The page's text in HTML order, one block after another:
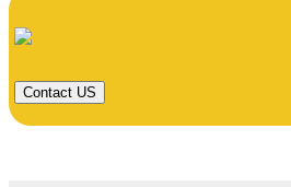
Contact US